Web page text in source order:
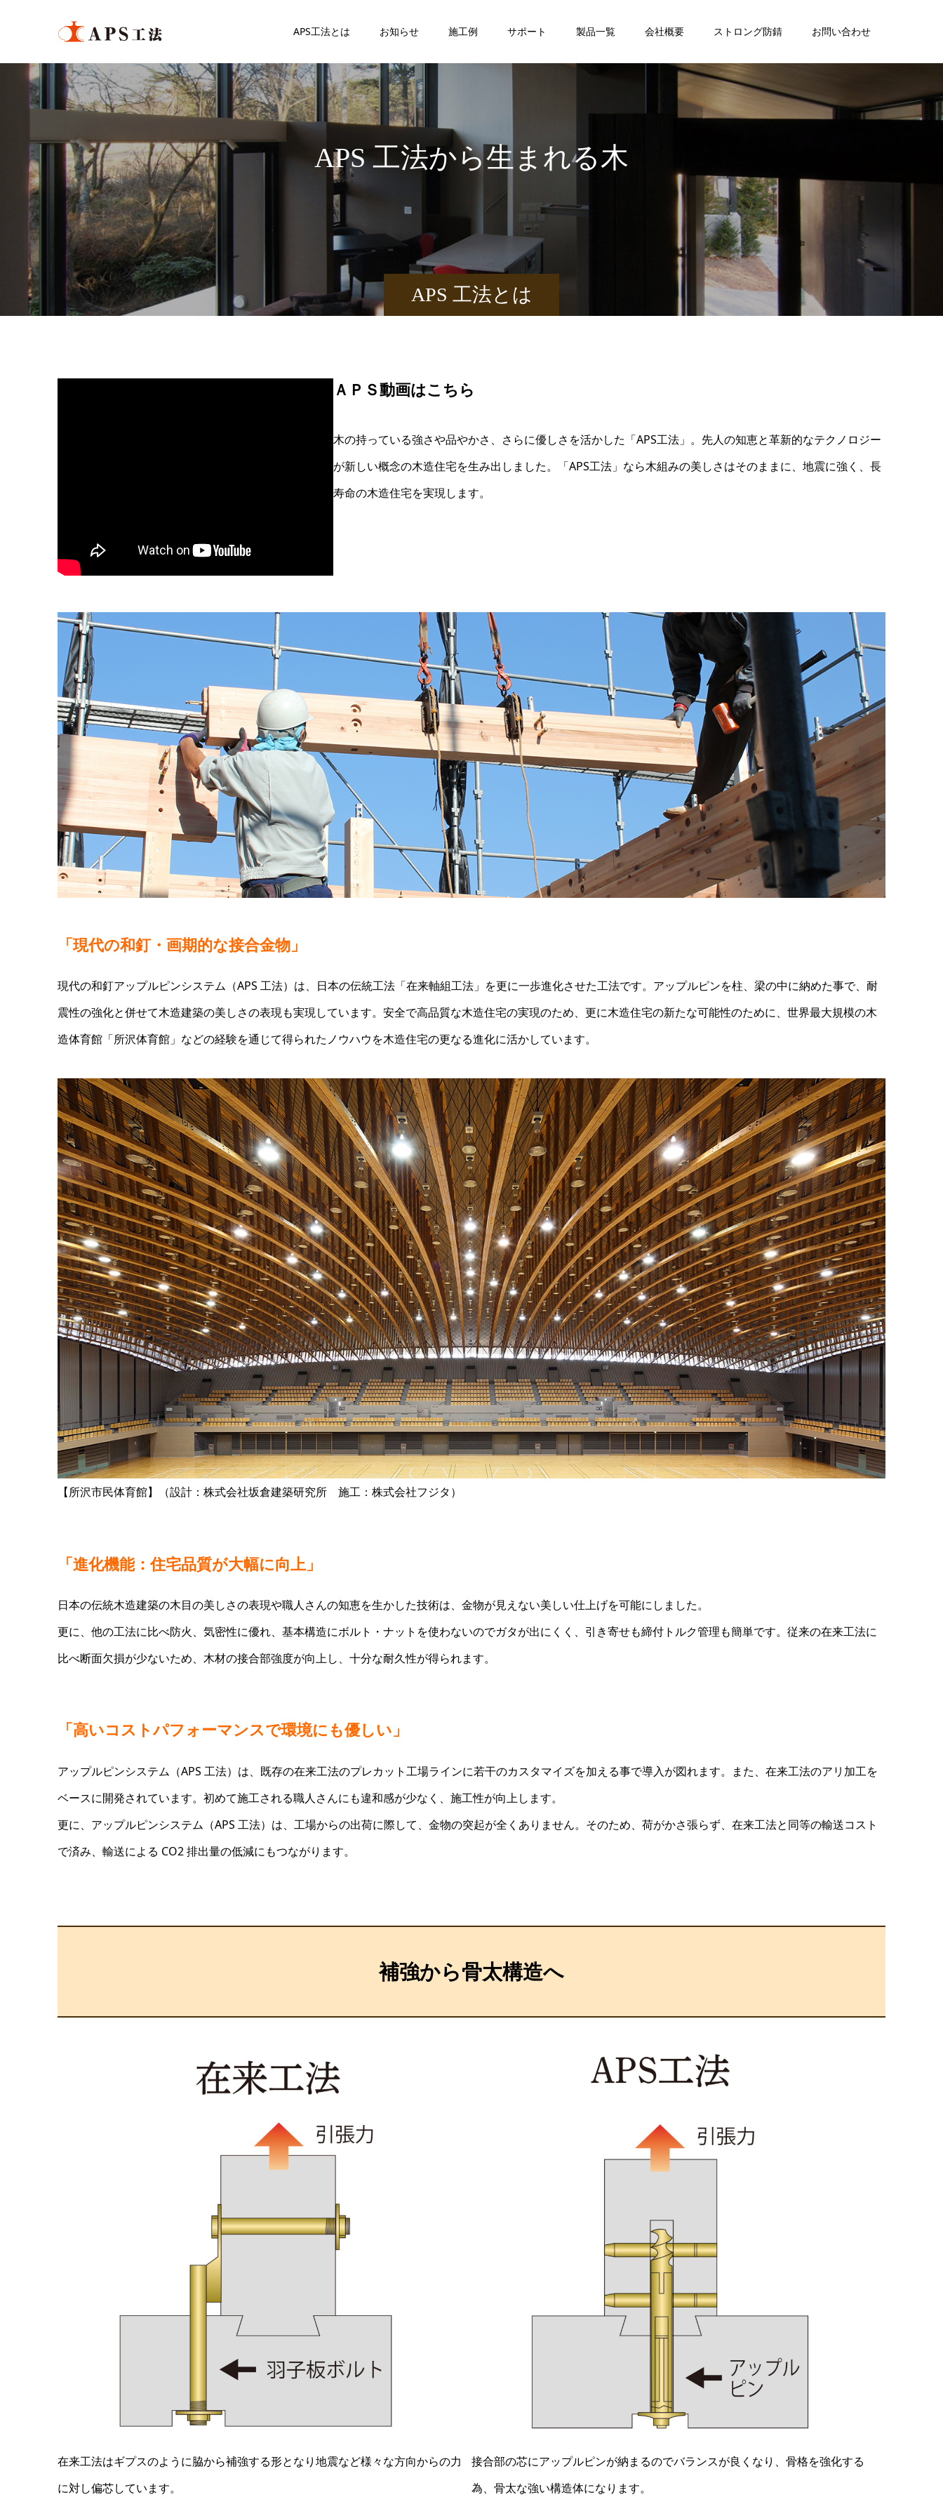
APS工法とは お知らせ 施工例 サポート 製品一覧 会社概要 ストロング防錆 お問い合わせ
APS 工法とは
AP S 工法から生まれる木造住
ＡＰＳ動画はこちら
木の持っている強さや品やかさ、さらに優しさを活かした「APS工法」。先人の知恵と革新的なテクノロジー
が新しい概念の木造住宅を生み出しました。「APS工法」なら木組みの美しさはそのままに、地震に強く、長
寿命の木造住宅を実現します。
「現代の和釘・画期的な接合金物」
現代の和釘アップルピンシステム（APS 工法）は、日本の伝統工法「在来軸組工法」を更に一歩進化させた工法です。アップルピンを柱、梁の中に納めた事で、耐
震性の強化と併せて木造建築の美しさの表現も実現しています。安全で高品質な木造住宅の実現のため、更に木造住宅の新たな可能性のために、世界最大規模の木
造体育館「所沢体育館」などの経験を通じて得られたノウハウを木造住宅の更なる進化に活かしています。
【所沢市民体育館】（設計：株式会社坂倉建築研究所 施工：株式会社フジタ）
「進化機能：住宅品質が大幅に向上」
日本の伝統木造建築の木目の美しさの表現や職人さんの知恵を生かした技術は、金物が見えない美しい仕上げを可能にしました。
更に、他の工法に比べ防火、気密性に優れ、基本構造にボルト・ナットを使わないのでガタが出にくく、引き寄せも締付トルク管理も簡単です。従来の在来工法に
比べ断面欠損が少ないため、木材の接合部強度が向上し、十分な耐久性が得られます。
「高いコストパフォーマンスで環境にも優しい」
アップルピンシステム（APS 工法）は、既存の在来工法のプレカット工場ラインに若干のカスタマイズを加える事で導入が図れます。また、在来工法のアリ加工を
ベースに開発されています。初めて施工される職人さんにも違和感が少なく、施工性が向上します。
更に、アップルピンシステム（APS 工法）は、工場からの出荷に際して、金物の突起が全くありません。そのため、荷がかさ張らず、在来工法と同等の輸送コスト
で済み、輸送による CO2 排出量の低減にもつながります。
補強から骨太構造へ
在来工法はギプスのように脇から補強する形となり地震など様々な方向からの力
に対し偏芯しています。
接合部の芯にアップルピンが納まるのでバランスが良くなり、骨格を強化する
為、骨太な強い構造体になります。